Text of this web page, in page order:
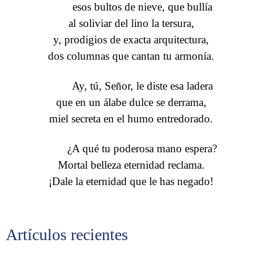
Artículos recientes
esos bultos de nieve, que bullía
al soliviar del lino la tersura,
y, prodigios de exacta arquitectura,
dos columnas que cantan tu armonía.
Ay, tú, Señor, le diste esa ladera
que en un álabe dulce se derrama,
miel secreta en el humo entredorado.
¿A qué tu poderosa mano espera?
Mortal belleza eternidad reclama.
¡Dale la eternidad que le has negado!